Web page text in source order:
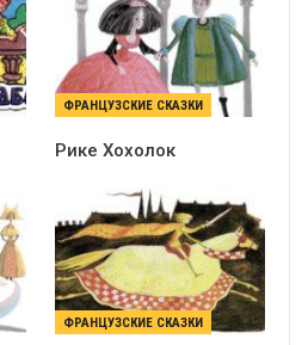
ФРАНЦУЗСКИЕ СКАЗКИ
Рике Хохолок
ФРАНЦУЗСКИЕ СКАЗКИ